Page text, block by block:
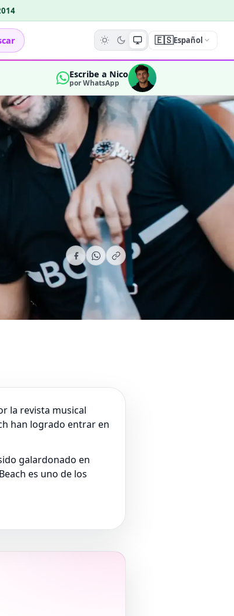
🇪🇸Español
Escribe a Nico
por WhatsApp
la revista musical
han logrado entrar en
galardonado en
es uno de los